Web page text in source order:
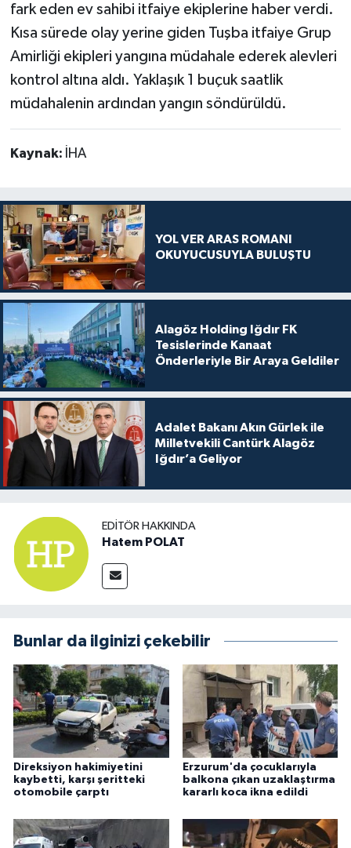
fark eden ev sahibi itfaiye ekiplerine haber verdi.
Kısa sürede olay yerine giden Tuşba itfaiye Grup
Amirliği ekipleri yangına müdahale ederek alevleri
kontrol altına aldı. Yaklaşık 1 buçuk saatlik
müdahalenin ardından yangın söndürüldü.
Kaynak: İHA
YOL VER ARAS ROMANI
OKUYUCUSUYLA BULUŞTU
Alagöz Holding Iğdır FK
Tesislerinde Kanaat
Önderleriyle Bir Araya Geldiler
Adalet Bakanı Akın Gürlek ile
Milletvekili Cantürk Alagöz
Iğdır’a Geliyor
EDITÖR HAKKINDA
Hatem POLAT
Bunlar da ilginizi çekebilir
Direksiyon hakimiyetini
kaybetti, karşı şeritteki
otomobile çarptı
Erzurum'da çocuklarıyla
balkona çıkan uzaklaştırma
kararlı koca ikna edildi